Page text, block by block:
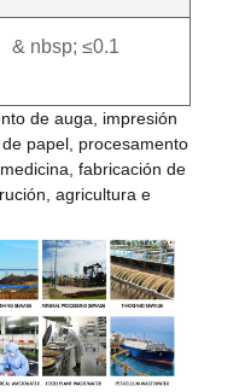
& nbsp; ≤0.1
de auga, impresión
papel, procesamento
fabricación de
agricultura e